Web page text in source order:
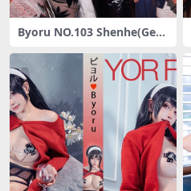
Byoru NO.103 Shenhe(Gens